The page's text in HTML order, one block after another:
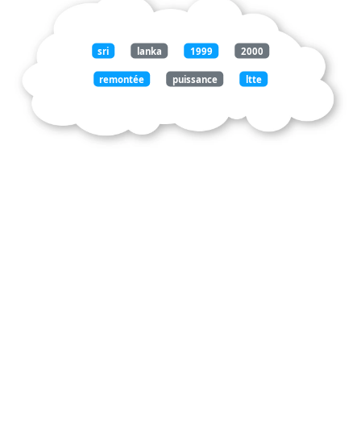
sri lanka 1999 2000
remontée puissance ltte